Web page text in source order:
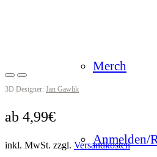
Merch
Anmelden/
3D Designer: Jan Gawlik
ab 4,99€
inkl. MwSt. zzgl. Versandkosten